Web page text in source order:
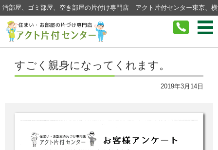
汚部屋、ゴミ部屋、空き部屋の片付け専門店 アクト片付センター東京、
コンテンツに移動
すごく親身になってくれます。
2019年3月14日